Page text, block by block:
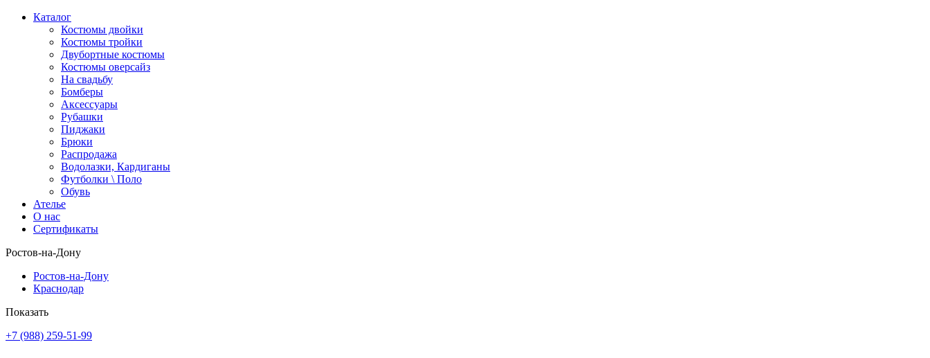
Каталог
Костюмы двойки
Костюмы тройки
Двубортные костюмы
Костюмы оверсайз
На свадьбу
Бомберы
Аксессуары
Рубашки
Пиджаки
Брюки
Распродажа
Водолазки, Кардиганы
Футболки \ Поло
Обувь
Ателье
О нас
Сертификаты
Ростов-на-Дону
Ростов-на-Дону
Краснодар
Показать
+7 (988) 259-51-99